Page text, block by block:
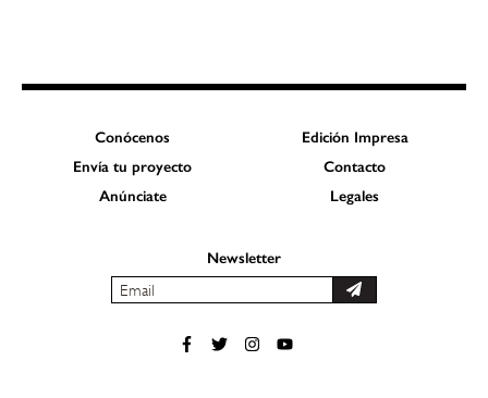
Conócenos
Edición Impresa
Envía tu proyecto
Contacto
Anúnciate
Legales
Newsletter